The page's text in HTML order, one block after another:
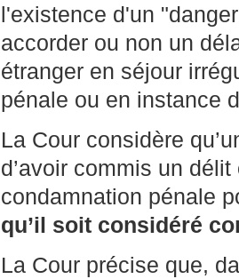
l'existence d'un
accorder ou non un
étranger en séjour
pénale ou en instance
La Cour considère
d’avoir commis un
condamnation pénale
qu’il soit considéré
La Cour précise que,